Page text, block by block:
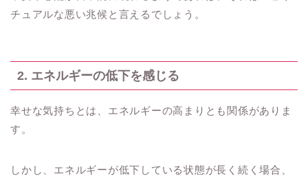
チュアルな悪い兆候と言えるでしょう。
2. エネルギーの低下を感じる
幸せな気持ちとは、エネルギーの高まりとも関係がありま
す。
しかし、エネルギーが低下している状態が長く続く場合、